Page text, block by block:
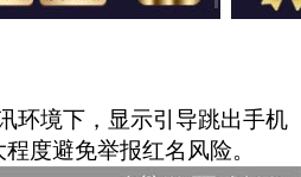
环境下，显示引导跳出手机
度避免举报红名风险。